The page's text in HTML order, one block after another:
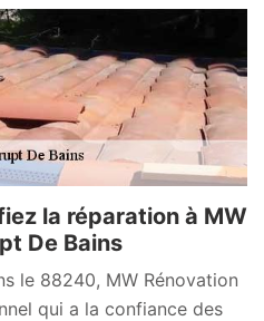
la réparation à MW
De Bains
le 88240, MW Rénovation
qui a la confiance des